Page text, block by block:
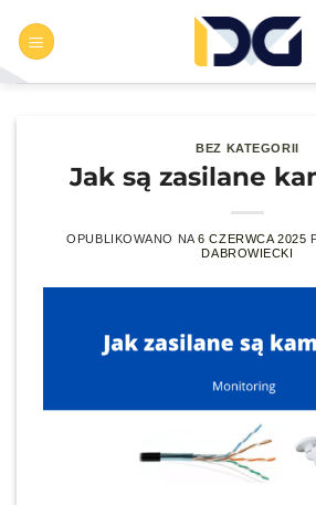
zawartości
BEZ KATEGORII
Jak są zasilane
OPUBLIKOWANO NA6 CZERWCA 2025
DABROWIECKI